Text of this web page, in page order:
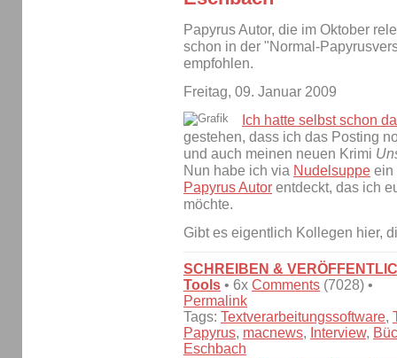
Papyrus Autor, die im Oktober
schon in der "Normal-
empfohlen.
Freitag, 09. Januar 2009
Ich hatte selbst schon
gestehen, dass ich das Posting
und auch meinen neuen Krimi
Nun habe ich via Nudelsuppe ein
Papyrus Autor entdeckt, das ich
möchte.
Gibt es eigentlich Kollegen hier,
SCHREIBEN &
Tools • 6x Comments (7028) •
Permalink
Tags: Textverarbeitungssoftware,
Papyrus, macnews, Interview,
Eschbach